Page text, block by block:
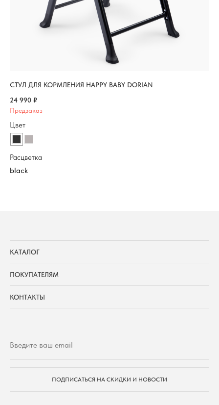
СТУЛ ДЛЯ КОРМЛЕНИЯ HAPPY BABY DORIAN
24 990 ₽
Цвет
Расцветка
КАТАЛОГ
ПОКУПАТЕЛЯМ
КОНТАКТЫ
ПОДПИСАТЬСЯ НА СКИДКИ И НОВОСТИ